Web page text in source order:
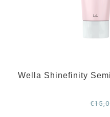
Wella Shinefinity